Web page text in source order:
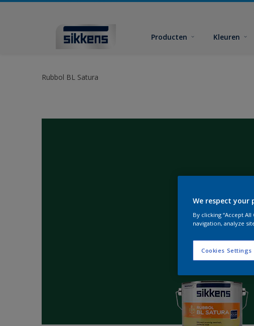
Producten Kleuren
Rubbol BL Satura
We respect your
By clicking “Accept
navigation, analyze
Cookies Settings